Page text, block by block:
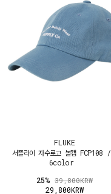
FLUKE
서플라이 자수로고 볼캡 FCP108 /
6color
25% 39,800KRW
29,800KRW